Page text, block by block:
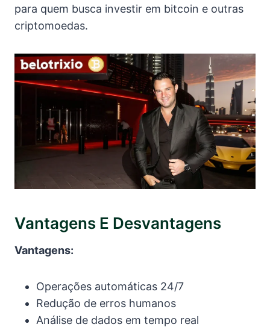
para quem busca investir em bitcoin e outras
criptomoedas.
Vantagens E Desvantagens
Vantagens:
Operações automáticas 24/7
Redução de erros humanos
Análise de dados em tempo real